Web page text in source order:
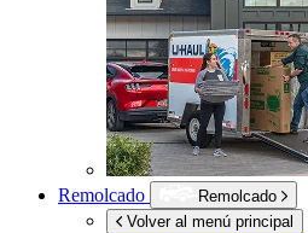
Remolcado
Remolcado
Volver al menú principal